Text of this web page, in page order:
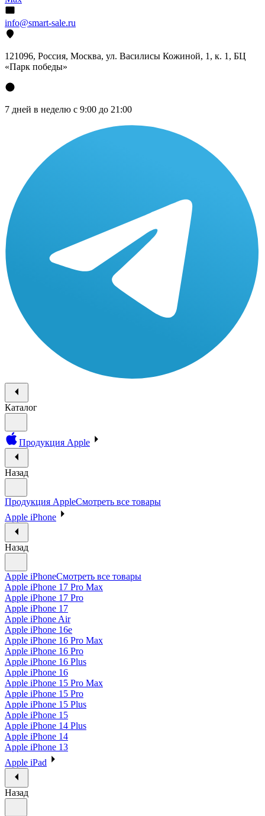
info@smart-sale.ru
121096, Россия, Москва, ул. Василисы Кожиной, 1, к. 1, БЦ
«Парк победы»
7 дней в неделю с 9:00 до 21:00
Каталог
Продукция Apple
Назад
Продукция AppleСмотреть все товары
Apple iPhone
Назад
Apple iPhoneСмотреть все товары
Apple iPhone 17 Pro Max
Apple iPhone 17 Pro
Apple iPhone 17
Apple iPhone Air
Apple iPhone 16e
Apple iPhone 16 Pro Max
Apple iPhone 16 Pro
Apple iPhone 16 Plus
Apple iPhone 16
Apple iPhone 15 Pro Max
Apple iPhone 15 Pro
Apple iPhone 15 Plus
Apple iPhone 15
Apple iPhone 14 Plus
Apple iPhone 14
Apple iPhone 13
Apple iPad
Назад